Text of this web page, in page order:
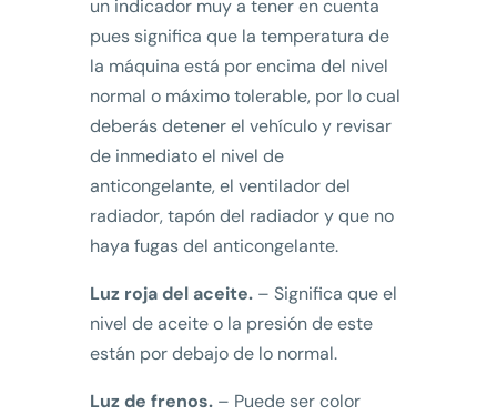
un indicador muy a tener en cuenta
pues significa que la temperatura de
la máquina está por encima del nivel
normal o máximo tolerable, por lo cual
deberás detener el vehículo y revisar
de inmediato el nivel de
anticongelante, el ventilador del
radiador, tapón del radiador y que no
haya fugas del anticongelante.
Luz roja del aceite.– Significa que el
nivel de aceite o la presión de este
están por debajo de lo normal.
Luz de frenos.– Puede ser color